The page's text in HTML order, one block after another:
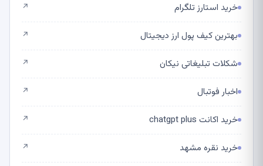
خرید استارز تلگرام ↗
بهترین کیف پول ارز دیجیتال ↗
شکلات تبلیغاتی نیکان ↗
اخبار فوتبال ↗
خرید اکانت chatgpt plus ↗
خرید نقره مشهد ↗